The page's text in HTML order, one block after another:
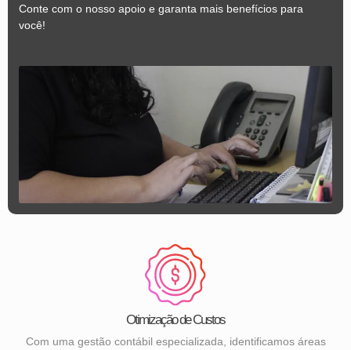
Conte com o nosso apoio e garanta mais benefícios para
você!
Otimização de Custos
Com uma gestão contábil especializada, identificamos áreas